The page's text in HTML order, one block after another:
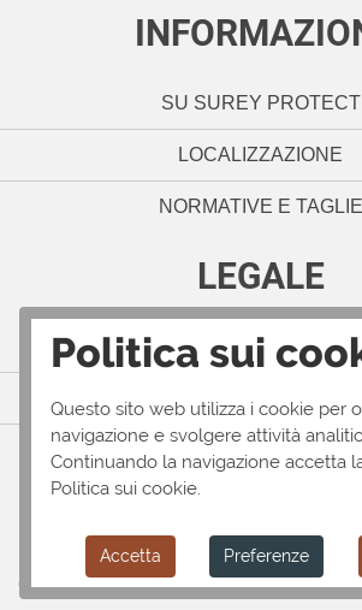
SU SUREY PROTECT
LOCALIZZAZIONE
NORMATIVE E TAGLIE
LEGALE
NOTE LEGALI
POLITICA SULLA
TERMINI E CONDIZIONI
© Surey Protect 2025
Politica sui
Questo sito web utilizza i cookie per
navigazione e svolgere attività
Continuando la navigazione accetta
Politica sui cookie.
Accetta Preferenze